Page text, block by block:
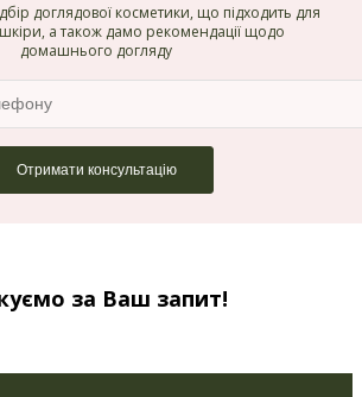
доглядової косметики, що підходить для
а також дамо рекомендації щодо
домашнього догляду
за Ваш запит!